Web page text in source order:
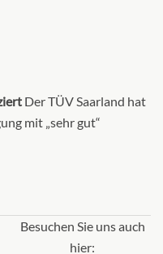
Der TÜV Saarland hat
mit „sehr gut“
Besuchen Sie uns auch
hier: